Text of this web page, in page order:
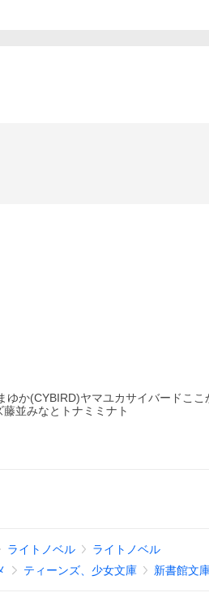
か(CYBIRD)ヤマユカサイバードこ
並みなとトナミミナト
ライトノベル
ライトノベル
ティーンズ、少女文庫 新書館文